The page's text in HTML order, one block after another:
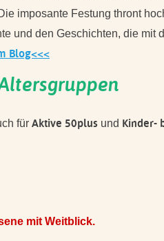
imposante Festung thront
und den Geschichten, die mit
Blog<<<
für Aktive 50plus und Kinder-
mit Weitblick.